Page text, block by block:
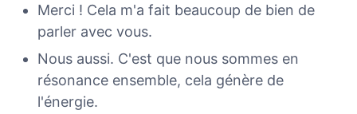
Merci ! Cela m'a fait beaucoup de bien de
parler avec vous.
Nous aussi. C'est que nous sommes en
résonance ensemble, cela génère de
l'énergie.